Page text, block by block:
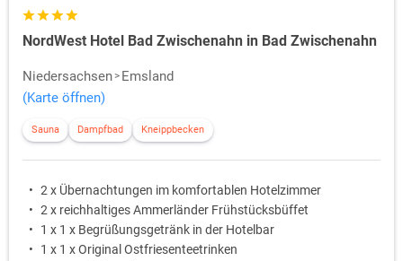
NordWest Hotel Bad Zwischenahn in Bad Zwischenahn
Niedersachsen
Emsland
(Karte öffnen)
Sauna Dampfbad Kneippbecken
2 x Übernachtungen im komfortablen Hotelzimmer
2 x reichhaltiges Ammerländer Frühstücksbüffet
1 x 1 x Begrüßungsgetränk in der Hotelbar
1 x 1 x Original Ostfriesenteetrinken